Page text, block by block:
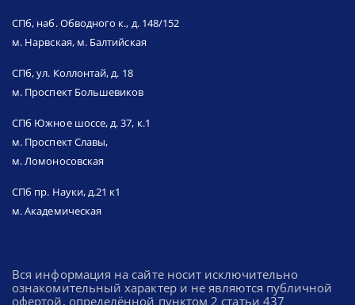
СПб, наб. Обводного к., д. 148/152
м. Нарвская, м. Балтийская
СПб, ул. Коллонтай, д. 18
м. Проспект Большевиков
СПб Южное шоссе, д. 37, к.1
м. Проспект Славы,
м. Ломоносовская
СПб пр. Науки, д.21 к1
м. Академическая
Вся информация на сайте носит исключительно
ознакомительный характер и не являются публичной
офертой, определённой пунктом 2 статьи 437